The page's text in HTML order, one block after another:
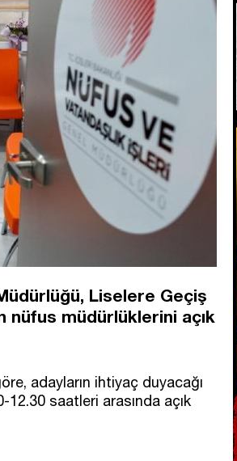
Liselere Geçiş
nüfus müdürlüklerini açık
adayların ihtiyaç duyacağı
saatleri arasında açık